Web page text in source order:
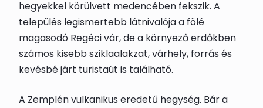
hegyekkel körülvett medencében fekszik. A
település legismertebb látnivalója a fölé
magasodó Regéci vár, de a környező erdőkben
számos kisebb sziklaalakzat, várhely, forrás és
kevésbé járt turistaút is található.
A Zemplén vulkanikus eredetű hegység. Bár a